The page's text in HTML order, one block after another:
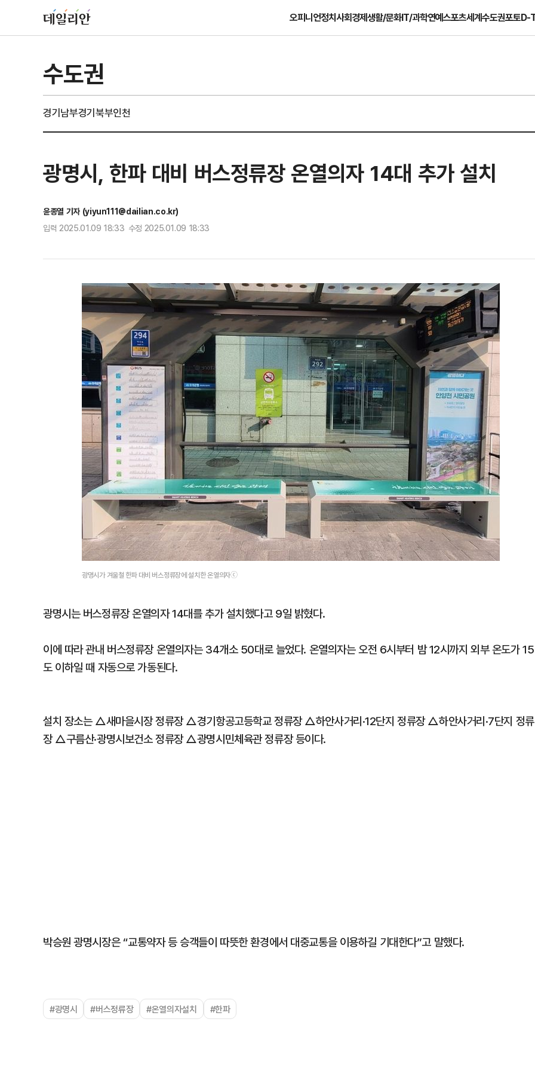
오피니언정치사회경제생활/문화IT/과학연예스포츠세계수도권포토D-
수도권
경기남부경기북부인천
광명시, 한파 대비 버스정류장 온열의자 14대 추가 설치
윤종열 기자 (yiyun111@dailian.co.kr)
입력 2025.01.09 18:33 수정 2025.01.09 18:33
광명시가 겨울철 한파 대비 버스정류장에 설치한 온열의자ⓒ
광명시는 버스정류장 온열의자 14대를 추가 설치했다고 9일 밝혔다.
이에 따라 관내 버스정류장 온열의자는 34개소 50대로 늘었다. 온열의자는 오전 6시부터 밤 12시까지 외부 온도가 15
도 이하일 때 자동으로 가동된다.
설치 장소는 △새마을시장 정류장 △경기항공고등학교 정류장 △하안사거리·12단지 정류장 △하안사거리·7단지 정류
장 △구름산·광명시보건소 정류장 △광명시민체육관 정류장 등이다.
박승원 광명시장은 “교통약자 등 승객들이 따뜻한 환경에서 대중교통을 이용하길 기대한다”고 말했다.
#광명시 #버스정류장 #온열의자설치 #한파
1
송영길·김민석, '조희대 탄핵'
법사위원들 "즉시 대법관 제
2
하닉 프리마켓 하한가 논란
일부터 상·하한가 주문금지"
3
"편해서 매일 신었는데"...전문
'크록스'의 숨은 위험
4
[속보] 노원구 40.2도…서울
후 첫 40도
5
[단독 인터뷰] '윤민우와 징계
된 C교수 "윤리위원장, 외부
된 행위"